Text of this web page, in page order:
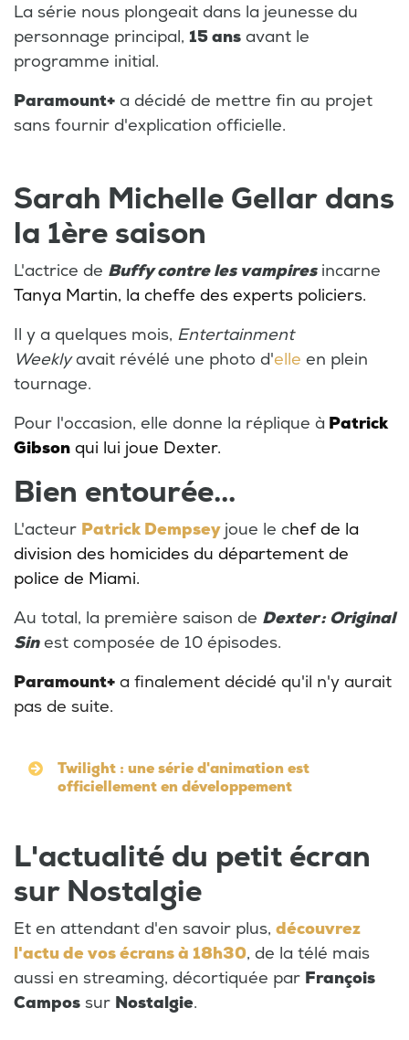
La série nous plongeait dans la jeunesse du
personnage principal, 15 ans avant le
programme initial.
Paramount+ a décidé de mettre fin au projet
sans fournir d'explication officielle.
Sarah Michelle Gellar dans
la 1ère saison
L'actrice de Buffy contre les vampiresincarne
Tanya Martin, la cheffe des experts policiers.
Il y a quelques mois, Entertainment
Weeklyavait révélé une photo d'elle en plein
tournage.
Pour l'occasion, elle donne la réplique à Patrick
Gibson qui lui joue Dexter.
Bien entourée...
L'acteur Patrick Dempseyjoue le chef de la
division des homicides du département de
police de Miami.
Au total, la première saison de Dexter : Original
Sinest composée de 10 épisodes.
Paramount+ a finalement décidé qu'il n'y aurait
pas de suite.
Twilight : une série d'animation est
officiellement en développement
L'actualité du petit écran
sur Nostalgie
Et en attendant d'en savoir plus, découvrez
l'actu de vos écrans à 18h30, de la télé mais
aussi en streaming, décortiquée par François
Campos sur Nostalgie.